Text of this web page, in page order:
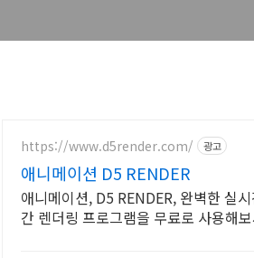
https://www.d5render.com/ 광고
애니메이션 D5 RENDER
애니메이션, D5 RENDER, 완벽한 실
간 렌더링 프로그램을 무료로 사용해